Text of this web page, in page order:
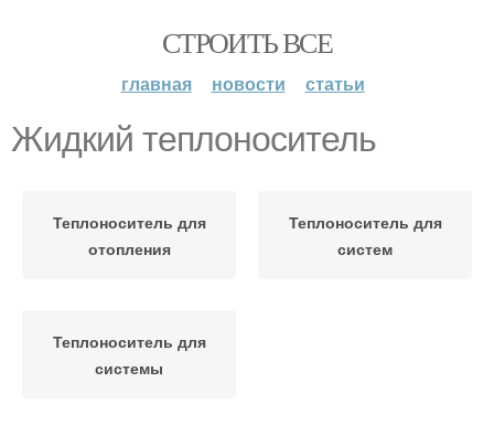
СТРОИТЬ ВСЕ
главная новости статьи
Жидкий теплоноситель
Теплоноситель для
отопления
Теплоноситель для
систем
Теплоноситель для
системы